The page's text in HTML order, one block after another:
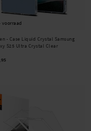
voorraad
- Case Liquid Crystal Samsung
S25 Ultra Crystal Clear